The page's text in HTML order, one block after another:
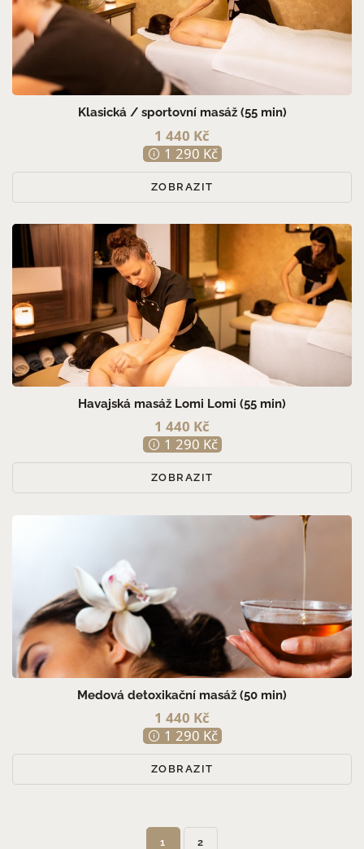
Klasická / sportovní masáž (55 min)
1 440 Kč
1 290 Kč
ZOBRAZIT
Havajská masáž Lomi Lomi (55 min)
1 440 Kč
1 290 Kč
ZOBRAZIT
Medová detoxikační masáž (50 min)
1 440 Kč
1 290 Kč
ZOBRAZIT
1 2